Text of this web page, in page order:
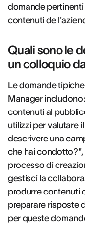
domande pertinenti
contenuti
Quali sono le
un colloquio
Le domande
Manager
contenuti al
utilizzi per valutare
descrivere una
che hai condotto?",
processo di
gestisci la
produrre contenuti
preparare risposte
per queste